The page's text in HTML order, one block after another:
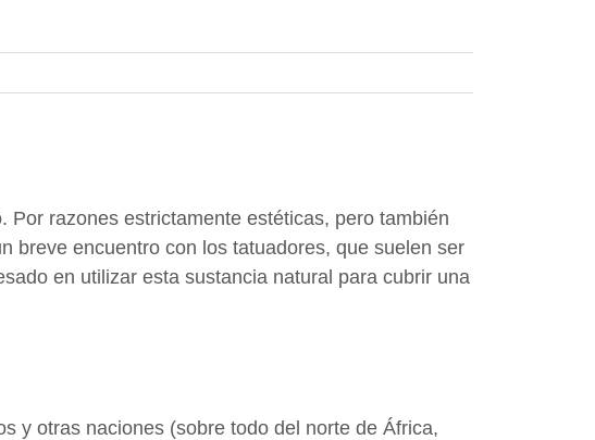
razones estrictamente estéticas, pero también
breve encuentro con los tatuadores, que suelen ser
en utilizar esta sustancia natural para cubrir una
y otras naciones (sobre todo del norte de África,